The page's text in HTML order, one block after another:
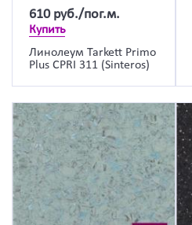
610 руб./пог.м.
Купить
Линолеум Tarkett Primo
Plus CPRI 311 (Sinteros)